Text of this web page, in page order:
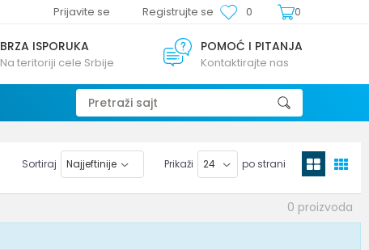
0
0
Prijavite se Registrujte se
BRZA ISPORUKA
Na teritoriji cele Srbije
POMOĆ I PITANJA
Kontaktirajte nas
Pretraži sajt
Sortiraj Prikaži po strani
0 proizvoda